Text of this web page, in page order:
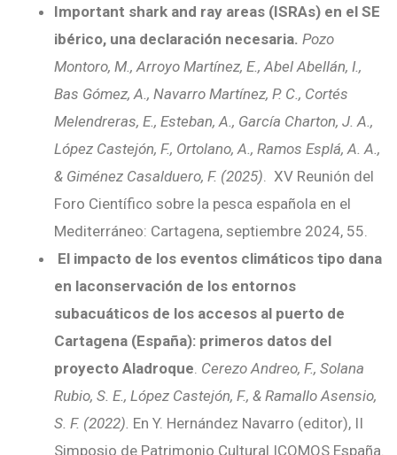
Important shark and ray areas (ISRAs) en el SE
ibérico, una declaración necesaria. Pozo
Montoro, M., Arroyo Martínez, E., Abel Abellán, I.,
Bas Gómez, A., Navarro Martínez, P. C., Cortés
Melendreras, E., Esteban, A., García Charton, J. A.,
López Castejón, F., Ortolano, A., Ramos Esplá, A. A.,
& Giménez Casalduero, F. (2025). XV Reunión del
Foro Científico sobre la pesca española en el
Mediterráneo: Cartagena, septiembre 2024, 55.
El impacto de los eventos climáticos tipo dana
en laconservación de los entornos
subacuáticos de los accesos al puerto de
Cartagena (España): primeros datos del
proyecto Aladroque. Cerezo Andreo, F., Solana
Rubio, S. E., López Castejón, F., & Ramallo Asensio,
S. F. (2022). En Y. Hernández Navarro (editor), II
Simposio de Patrimonio Cultural ICOMOS España.